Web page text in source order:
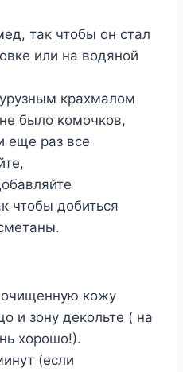
так чтобы он стал
или на водяной
крахмалом
было комочков,
еще раз все
чтобы добиться
очищенную кожу
и зону декольте ( на
хорошо!).
(если